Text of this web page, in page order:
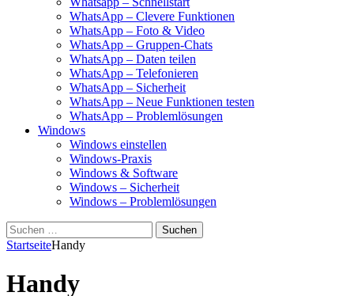
WhatsApp – Clevere Funktionen
WhatsApp – Foto & Video
WhatsApp – Gruppen-Chats
WhatsApp – Daten teilen
WhatsApp – Telefonieren
WhatsApp – Sicherheit
WhatsApp – Neue Funktionen testen
WhatsApp – Problemlösungen
Windows
Windows einstellen
Windows-Praxis
Windows & Software
Windows – Sicherheit
Windows – Problemlösungen
Suchen
nach:
StartseiteHandy
Handy